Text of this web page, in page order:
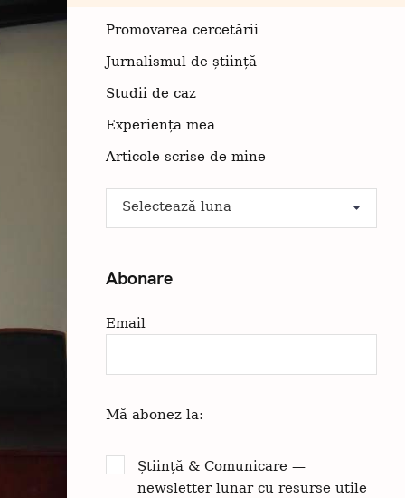
Promovarea cercetării
Jurnalismul de știință
Studii de caz
Experiența mea
Articole scrise de mine
Arhiva
v
Abonare
Email
Mă abonez la:
Știință & Comunicare —
newsletter lunar cu resurse utile